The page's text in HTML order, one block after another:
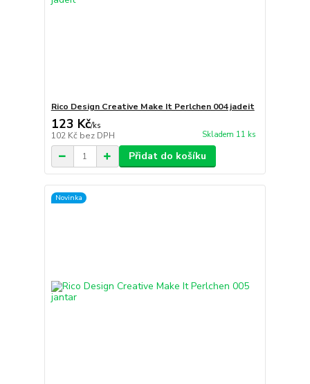
Rico Design Creative Make It Perlchen 004 jadeit
123 Kč/ks
102 Kč bez DPH Skladem 11 ks
Přidat do košíku
Novinka